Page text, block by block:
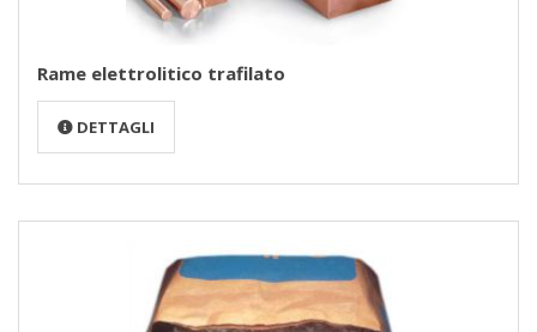
Rame elettrolitico trafilato
DETTAGLI